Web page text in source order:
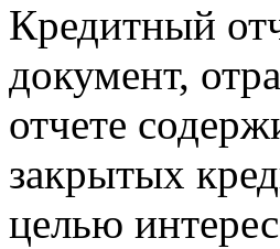
Кредитный
документ,
отчете
закрытых
целью